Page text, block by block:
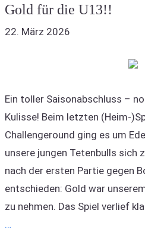
Gold für die U13!!
22. März 2026
Ein toller Saisonabschluss –
Kulisse! Beim letzten (Heim-
Challengeround ging es um
unsere jungen Tetenbulls sich
nach der ersten Partie gegen
entschieden: Gold war
zu nehmen. Das Spiel verlief
…